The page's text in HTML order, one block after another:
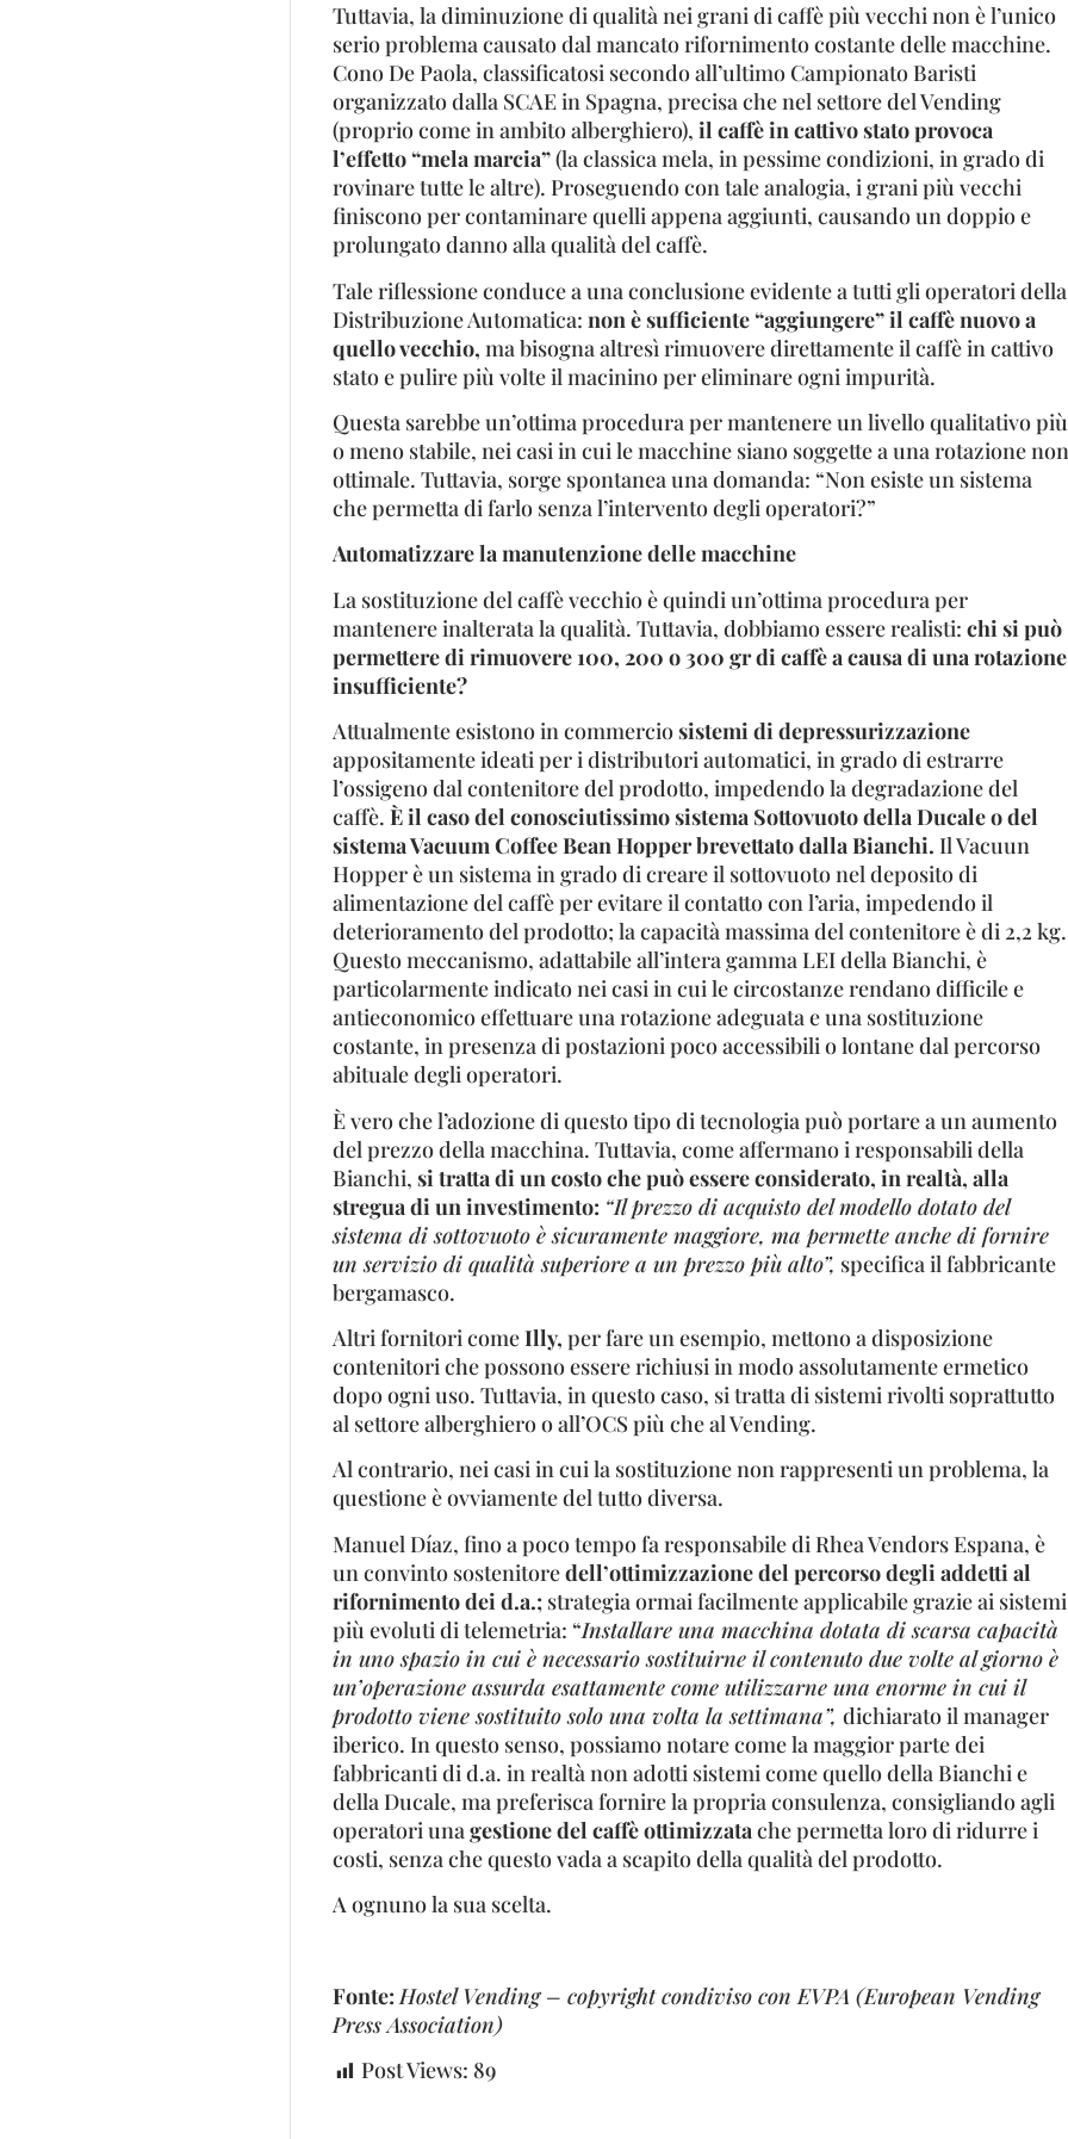
Tuttavia, la diminuzione di qualità nei grani di caffè più vecchi non è l’unico
serio problema causato dal mancato rifornimento costante delle macchine.
Cono De Paola, classificatosi secondo all’ultimo Campionato Baristi
organizzato dalla SCAE in Spagna, precisa che nel settore del Vending
(proprio come in ambito alberghiero), il caffè in cattivo stato provoca
l’effetto “mela marcia”(la classica mela, in pessime condizioni, in grado di
rovinare tutte le altre). Proseguendo con tale analogia, i grani più vecchi
finiscono per contaminare quelli appena aggiunti, causando un doppio e
prolungato danno alla qualità del caffè.
Tale riflessione conduce a una conclusione evidente a tutti gli operatori della
Distribuzione Automatica: non è sufficiente “aggiungere” il caffè nuovo a
quello vecchio, ma bisogna altresì rimuovere direttamente il caffè in cattivo
stato e pulire più volte il macinino per eliminare ogni impurità.
Questa sarebbe un’ottima procedura per mantenere un livello qualitativo più
o meno stabile, nei casi in cui le macchine siano soggette a una rotazione non
ottimale. Tuttavia, sorge spontanea una domanda: “Non esiste un sistema
che permetta di farlo senza l’intervento degli operatori?”
Automatizzare la manutenzione delle macchine
La sostituzione del caffè vecchio è quindi un’ottima procedura per
mantenere inalterata la qualità. Tuttavia, dobbiamo essere realisti: chi si può
permettere di rimuovere 100, 200 o 300 gr di caffè a causa di una rotazione
insufficiente?
Attualmente esistono in commerciosistemi di depressurizzazione
appositamente ideati per i distributori automatici, in grado di estrarre
l’ossigeno dal contenitore del prodotto, impedendo la degradazione del
caffè. È il caso del conosciutissimo sistema Sottovuoto della Ducale o del
sistema Vacuum Coffee Bean Hopper brevettato dalla Bianchi. Il Vacuun
Hopper è un sistema in grado di creare il sottovuoto nel deposito di
alimentazione del caffè per evitare il contatto con l’aria, impedendo il
deterioramento del prodotto; la capacità massima del contenitore è di 2,2 kg.
Questo meccanismo, adattabile all’intera gamma LEI della Bianchi, è
particolarmente indicato nei casi in cui le circostanze rendano difficile e
antieconomico effettuare una rotazione adeguata e una sostituzione
costante, in presenza di postazioni poco accessibili o lontane dal percorso
abituale degli operatori.
È vero che l’adozione di questo tipo di tecnologia può portare a un aumento
del prezzo della macchina. Tuttavia, come affermano i responsabili della
Bianchi, si tratta di un costo che può essere considerato, in realtà, alla
stregua di un investimento: “Il prezzo di acquisto del modello dotato del
sistema di sottovuoto è sicuramente maggiore, ma permette anche di fornire
un servizio di qualità superiore a un prezzo più alto”, specifica il fabbricante
bergamasco.
Altri fornitori comeIlly, per fare un esempio, mettono a disposizione
contenitori che possono essere richiusi in modo assolutamente ermetico
dopo ogni uso. Tuttavia, in questo caso, si tratta di sistemi rivolti soprattutto
al settore alberghiero o all’OCS più che al Vending.
Al contrario, nei casi in cui la sostituzione non rappresenti un problema, la
questione è ovviamente del tutto diversa.
Manuel Díaz, fino a poco tempo fa responsabile di Rhea Vendors Espana, è
un convinto sostenitoredell’ottimizzazione del percorso degli addetti al
rifornimento dei d.a.;strategia ormai facilmente applicabile grazie ai sistemi
più evoluti di telemetria: “Installare una macchina dotata di scarsa capacità
in uno spazio in cui è necessario sostituirne il contenuto due volte al giorno è
un’operazione assurda esattamente come utilizzarne una enorme in cui il
prodotto viene sostituito solo una volta la settimana”, dichiarato il manager
iberico. In questo senso, possiamo notare come la maggior parte dei
fabbricanti di d.a. in realtà non adotti sistemi come quello della Bianchi e
della Ducale, ma preferisca fornire la propria consulenza, consigliando agli
operatori una gestione del caffè ottimizzata che permetta loro di ridurre i
costi, senza che questo vada a scapito della qualità del prodotto.
A ognuno la sua scelta.
Fonte:Hostel Vending – copyright condiviso con EVPA (European Vending
Press Association)
Post Views: 89